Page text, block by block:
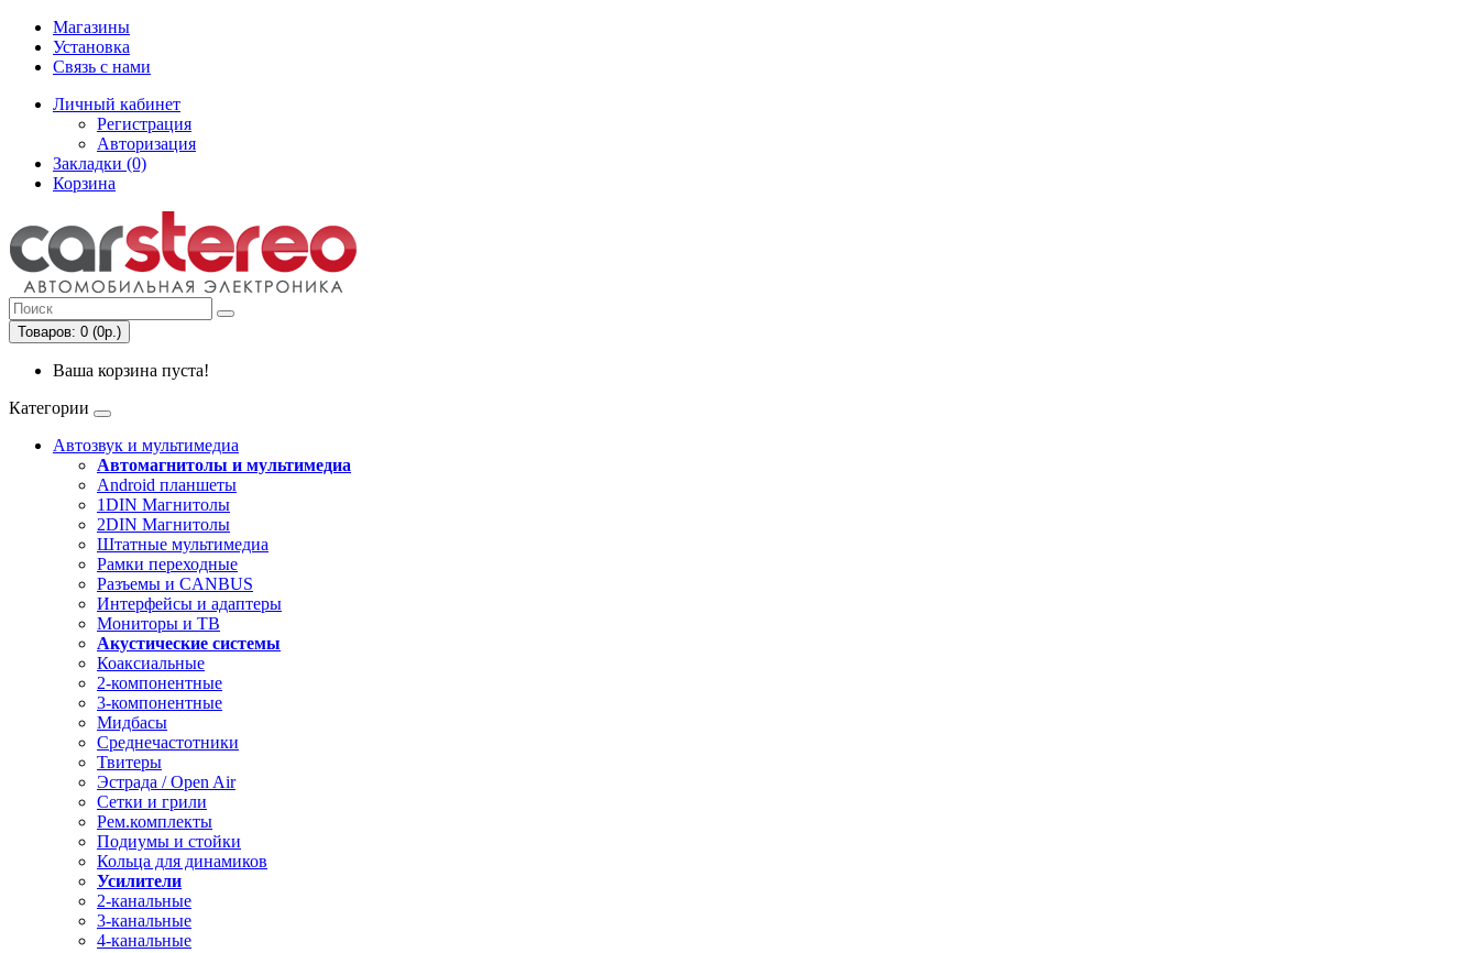
Магазины
Установка
Связь с нами
Личный кабинет
Регистрация
Авторизация
Закладки (0)
Корзина
Товаров: 0 (0р.)
Ваша корзина пуста!
Категории
Автозвук и мультимедиа
Автомагнитолы и мультимедиа
Android планшеты
1DIN Магнитолы
2DIN Магнитолы
Штатные мультимедиа
Рамки переходные
Разъемы и CANBUS
Интерфейсы и адаптеры
Мониторы и ТВ
Акустические системы
Коаксиальные
2-компонентные
3-компонентные
Мидбасы
Среднечастотники
Твитеры
Эстрада / Open Air
Сетки и грили
Рем.комплекты
Подиумы и стойки
Кольца для динамиков
Усилители
2-канальные
3-канальные
4-канальные